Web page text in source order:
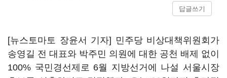
답글쓰기
[뉴스토마토 장윤서 기자] 민주당 비상대책위원회가
송영길 전 대표와 박주민 의원에 대한 공천 배제 없이
100% 국민경선제로 6월 지방선거에 나설 서울시장